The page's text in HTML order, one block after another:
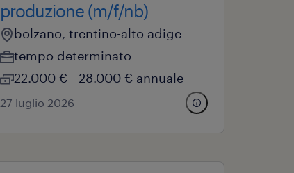
produzione (m/f/nb)
bolzano, trentino-alto adige
tempo determinato
22.000 € - 28.000 € annuale
27 luglio 2026